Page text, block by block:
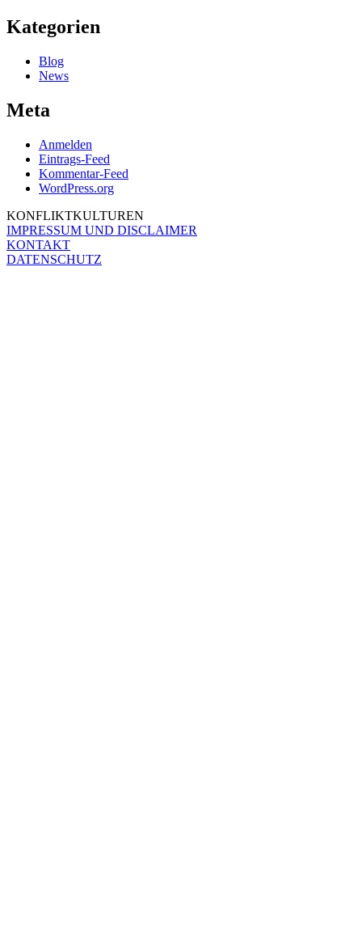
Kategorien
Blog
News
Meta
Anmelden
Eintrags-Feed
Kommentar-Feed
WordPress.org
KONFLIKTKULTUREN
IMPRESSUM UND DISCLAIMER
KONTAKT
DATENSCHUTZ